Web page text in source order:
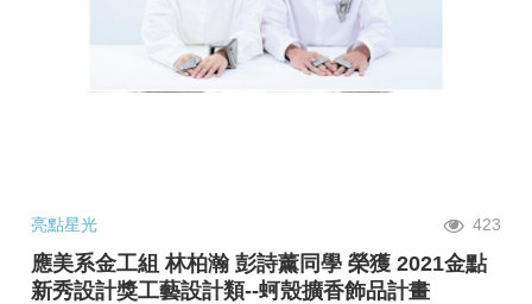
亮點星光 423
應美系金工組 林柏瀚 彭詩薰同學 榮獲 2021金點
新秀設計獎工藝設計類--蚵殼擴香飾品計畫